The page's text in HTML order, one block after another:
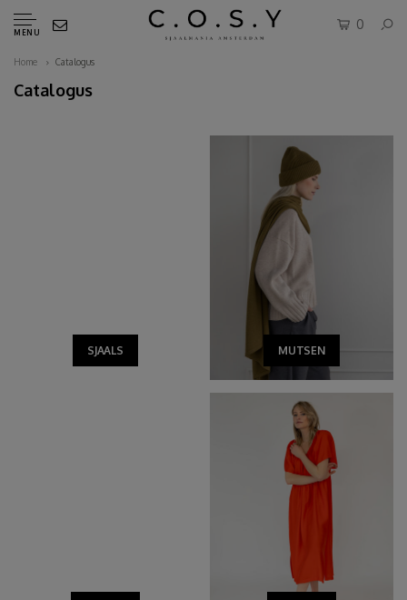
MENU
0
Home Catalogus
Catalogus
SJAALS MUTSEN